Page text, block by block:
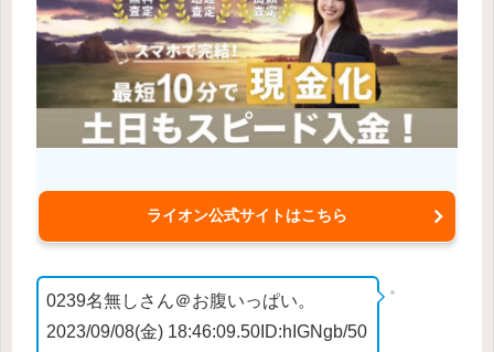
ライオン公式サイトはこちら
0239名無しさん＠お腹いっぱい。
2023/09/08(金) 18:46:09.50ID:hIGNgb/50